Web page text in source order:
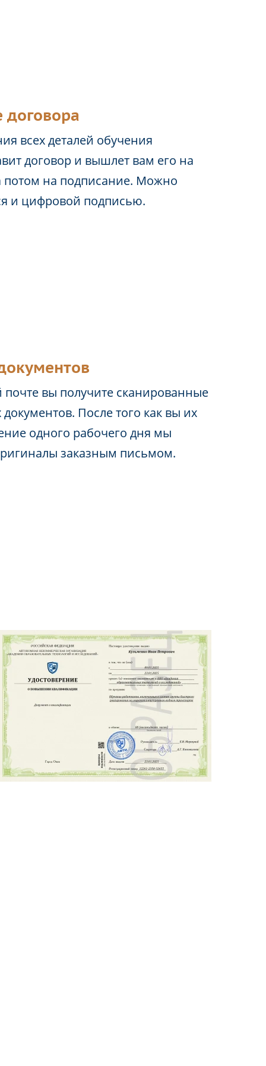
договора
всех деталей обучения
договор и вышлет вам его на
потом на подписание. Можно
и цифровой подписью.
почте вы получите сканированные
После того как вы их
одного рабочего дня мы
заказным письмом.